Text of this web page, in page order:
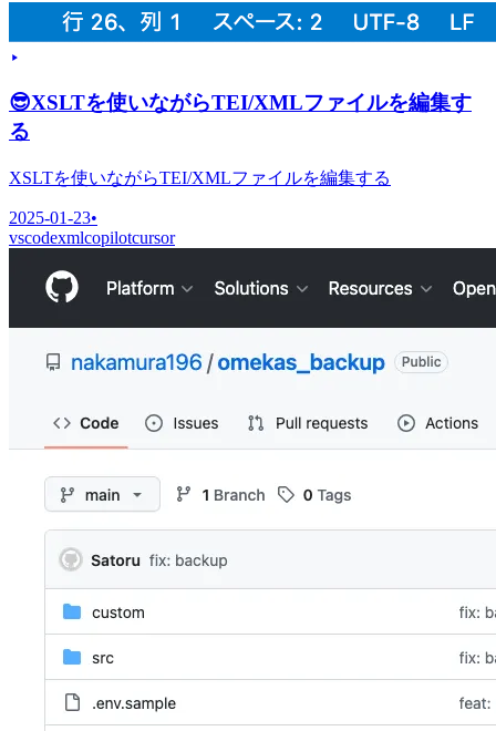
😎XSLTを使いながらTEI/XMLファイルを編集す
る
XSLTを使いながらTEI/XMLファイルを編集する
2025-01-23•
vscodexmlcopilotcursor